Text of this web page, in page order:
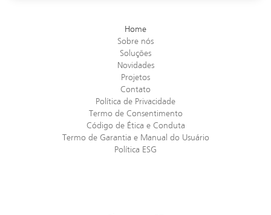
Home
Sobre nós
Soluções
Novidades
Projetos
Contato
Política de Privacidade
Termo de Consentimento
Código de Ética e Conduta
Termo de Garantia e Manual do Usuário
Política ESG